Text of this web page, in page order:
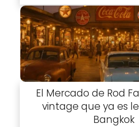
El Mercado de Rod
vintage que ya es
Bangkok